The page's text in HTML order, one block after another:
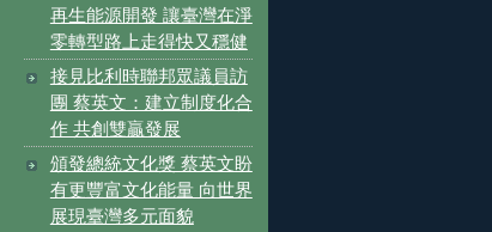
再生能源開發 讓臺灣在淨
零轉型路上走得快又穩健
接見比利時聯邦眾議員訪
團 蔡英文：建立制度化合
作 共創雙贏發展
頒發總統文化獎 蔡英文盼
有更豐富文化能量 向世界
展現臺灣多元面貌